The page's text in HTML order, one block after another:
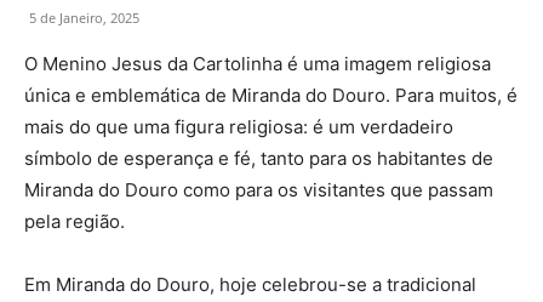
5 de Janeiro, 2025
O Menino Jesus da Cartolinha é uma imagem religiosa
única e emblemática de Miranda do Douro. Para muitos, é
mais do que uma figura religiosa: é um verdadeiro
símbolo de esperança e fé, tanto para os habitantes de
Miranda do Douro como para os visitantes que passam
pela região.
Em Miranda do Douro, hoje celebrou-se a tradicional